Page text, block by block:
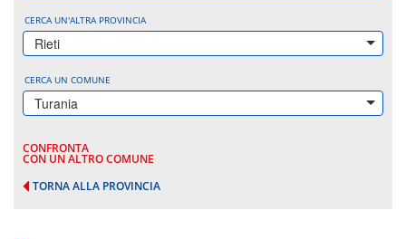
CERCA UN'ALTRA PROVINCIA
Rieti
CERCA UN COMUNE
Turania
CONFRONTA
CON UN ALTRO COMUNE
TORNA ALLA PROVINCIA